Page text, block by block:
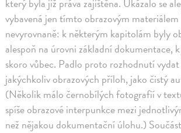
vybavená jen tímto obrazovým
nevyrovnaně: k některým kapitolám byly
alespoň na úrovni základní dokumentace,
skoro vůbec. Padlo proto rozhodnutí
jakýchkoliv obrazových příloh, jako čistý
(Několik málo černobílých fotografií v
spíše obrazové interpunkce mezi
než nějakou dokumentační úlohu.)